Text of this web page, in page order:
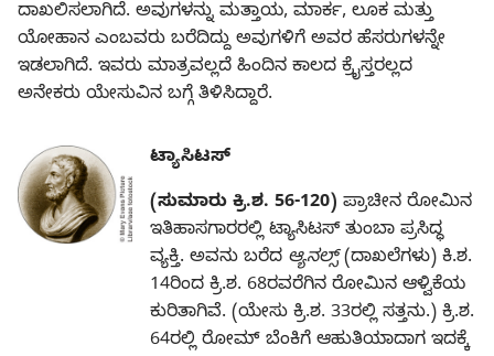
ದಾಖಲಿಸಲಾಗಿದೆ. ಅವುಗಳನ್ನು ಮತ್ತಾಯ, ಮಾರ್ಕ, ಲೂಕ ಮತ್ತು
ಯೋಹಾನ ಎಂಬವರು ಬರೆದಿದ್ದು ಅವುಗಳಿಗೆ ಅವರ ಹೆಸರುಗಳನ್ನೇ
ಇಡಲಾಗಿದೆ. ಇವರು ಮಾತ್ರವಲ್ಲದೆ ಹಿಂದಿನ ಕಾಲದ ಕ್ರೈಸ್ತರಲ್ಲದ
ಅನೇಕರು ಯೇಸುವಿನ ಬಗ್ಗೆ ತಿಳಿಸಿದ್ದಾರೆ.
ಟ್ಯಾಸಿಟಸ್‌
(ಸುಮಾರು ಕ್ರಿ.ಶ. 56-120) ಪ್ರಾಚೀನ ರೋಮಿನ
ಇತಿಹಾಸಗಾರರಲ್ಲಿ ಟ್ಯಾಸಿಟಸ್‌ ತುಂಬಾ ಪ್ರಸಿದ್ಧ
ವ್ಯಕ್ತಿ. ಅವನು ಬರೆದ ಆ್ಯನಲ್ಸ್‌(ದಾಖಲೆಗಳು) ಕಿ.ಶ.
14ರಿಂದ ಕ್ರಿ.ಶ. 68ರವರೆಗಿನ ರೋಮಿನ ಆಳ್ವಿಕೆಯ
ಕುರಿತಾಗಿವೆ. (ಯೇಸು ಕ್ರಿ.ಶ. 33ರಲ್ಲಿ ಸತ್ತನು.) ಕ್ರಿ.ಶ.
64ರಲ್ಲಿ ರೋಮ್‌ ಬೆಂಕಿಗೆ ಆಹುತಿಯಾದಾಗ ಇದಕ್ಕೆ